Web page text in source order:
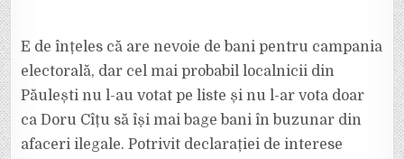
E de înțeles că are nevoie de bani pentru campania
electorală, dar cel mai probabil localnicii din
Păulești nu l-au votat pe liste și nu l-ar vota doar
ca Doru Cîțu să își mai bage bani în buzunar din
afaceri ilegale. Potrivit declarației de interese